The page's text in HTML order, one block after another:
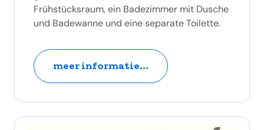
Frühstücksraum, ein Badezimmer mit Dusche
und Badewanne und eine separate Toilette.
meer informatie...